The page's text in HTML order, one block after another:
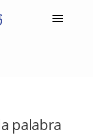
palabra